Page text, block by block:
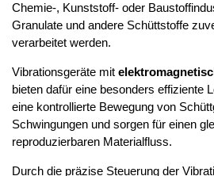
Chemie-, Kunststoff- oder
Granulate und andere Schüttstoffe
verarbeitet werden.
Vibrationsgeräte mit
bieten dafür eine besonders effiziente
eine kontrollierte Bewegung von
Schwingungen und sorgen für einen
reproduzierbaren Materialfluss.
Durch die präzise Steuerung der